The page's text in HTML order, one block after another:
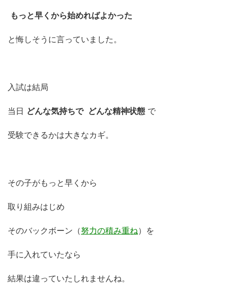
もっと早くから始めればよかった
と悔しそうに言っていました。
入試は結局
当日 どんな気持ちで どんな精神状態 で
受験できるかは大きなカギ。
その子がもっと早くから
取り組みはじめ
そのバックボーン（努力の積み重ね）を
手に入れていたなら
結果は違っていたしれませんね。